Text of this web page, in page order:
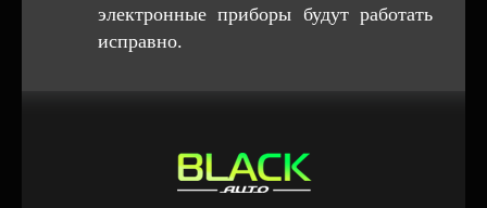
электронные приборы будут работать
исправно.